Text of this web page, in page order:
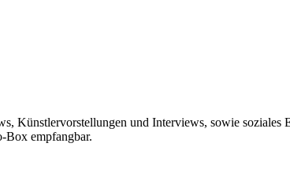
und Interviews, sowie soziales
Box empfangbar.